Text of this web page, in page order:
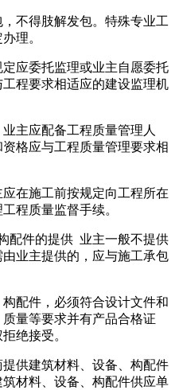
不得肢解发包。特殊专业工
理。
应委托监理或业主自愿委托
程要求相适应的建设监理机
主应配备工程质量管理人
格应与工程质量管理要求相
在施工前按规定向工程所在
程质量监督手续。
配件的提供 业主一般不提供
业主提供的，应与施工承包
配件，必须符合设计文件和
量等要求并有产品合格证
绝接受。
供建筑材料、设备、构配件
材料、设备、构配件供应单